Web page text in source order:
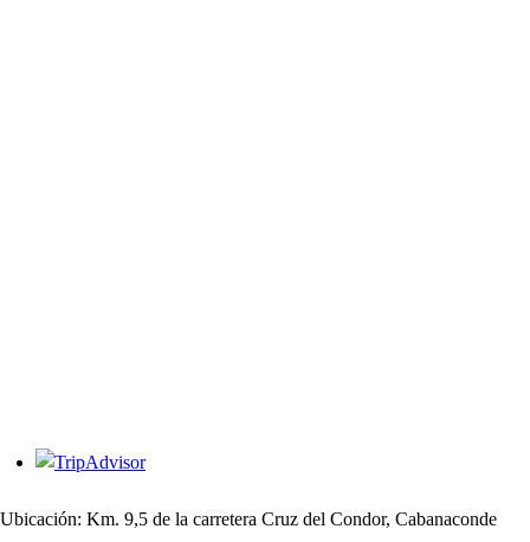
Ubicación: Km. 9,5 de la carretera Cruz del Condor, Cabanaconde